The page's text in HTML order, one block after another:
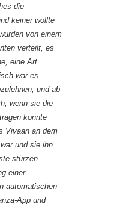
die
keiner wollte
von einem
verteilt, es
eine Art
war es
und ab
wenn sie die
konnte
Vivaan an dem
und sie ihn
stürzen
einer
automatischen
App und